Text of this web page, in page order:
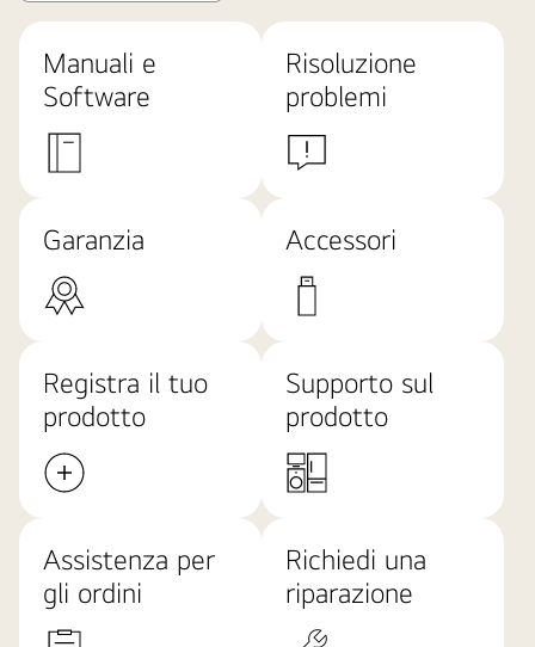
Manuali e
Software
Risoluzione
problemi
Garanzia Accessori
Registra il tuo
prodotto
Supporto sul
prodotto
Assistenza per
gli ordini
Richiedi una
riparazione